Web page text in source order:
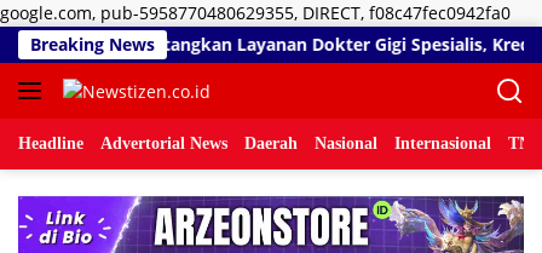
google.com, pub-5958770480629355, DIRECT, f08c47fec0942fa0
ke
Breaking News
Sidiki Matangkan Layanan Dokter Gigi Spesialis, Kredensial
Headline Advertorial News Daerah Nasional Internasional